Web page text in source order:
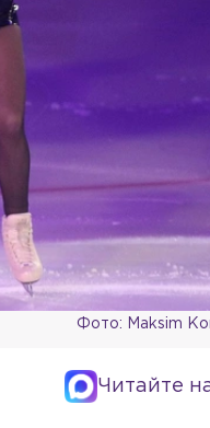
Фото: Maksim
Читайте